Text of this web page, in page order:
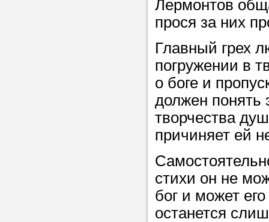
в
советам,
репетитора
Совет 3.
студент-
хорошо
задачей. Он
Лермонтов
прося за них
Главный грех
погружении в
о боге и
должен понять
творчества
причиняет ей
стихи он не
бог и может
останется